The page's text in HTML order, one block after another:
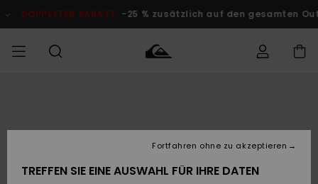
ProduktinformationRABATT -25 % zusätzlich auf den gesamten Outlet-
Accessoires
Accessoires
FRAUEN
Brandneu
Kinder
Snow Shop
Kinder
KINDER
TREFFEN SIE EINE AUSWAHL FÜR IHRE DATEN
Fortfahren ohne zu akzeptieren